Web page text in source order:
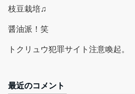
枝豆栽培♫
醤油派！笑
トクリュウ犯罪サイト注意喚起。
最近のコメント